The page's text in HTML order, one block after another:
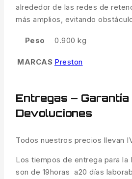
alrededor de las redes de
más amplios, evitando
Peso 0.900 kg
MARCAS Preston
Entregas – Garantía
Devoluciones
Todos nuestros precios llevan
Los tiempos de entrega para la
son de 19horas a20 días